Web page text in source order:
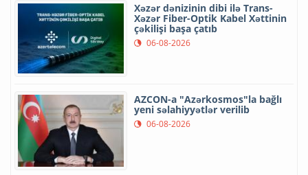
Xəzər dənizinin dibi ilə Trans-
Xəzər Fiber-Optik Kabel Xəttinin
çəkilişi başa çatıb
06-08-2026
AZCON-a "Azərkosmos"la bağlı
yeni səlahiyyətlər verilib
06-08-2026